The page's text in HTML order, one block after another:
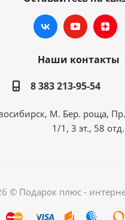
Наши контакты
8 383 213-95-54
М. Бер. роща,
1/1, 3 эт., 58 отд.
© Подарок плюс -